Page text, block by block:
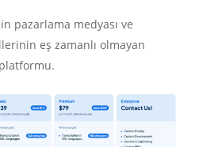
pazarlama medyası ve
eş zamanlı olmayan